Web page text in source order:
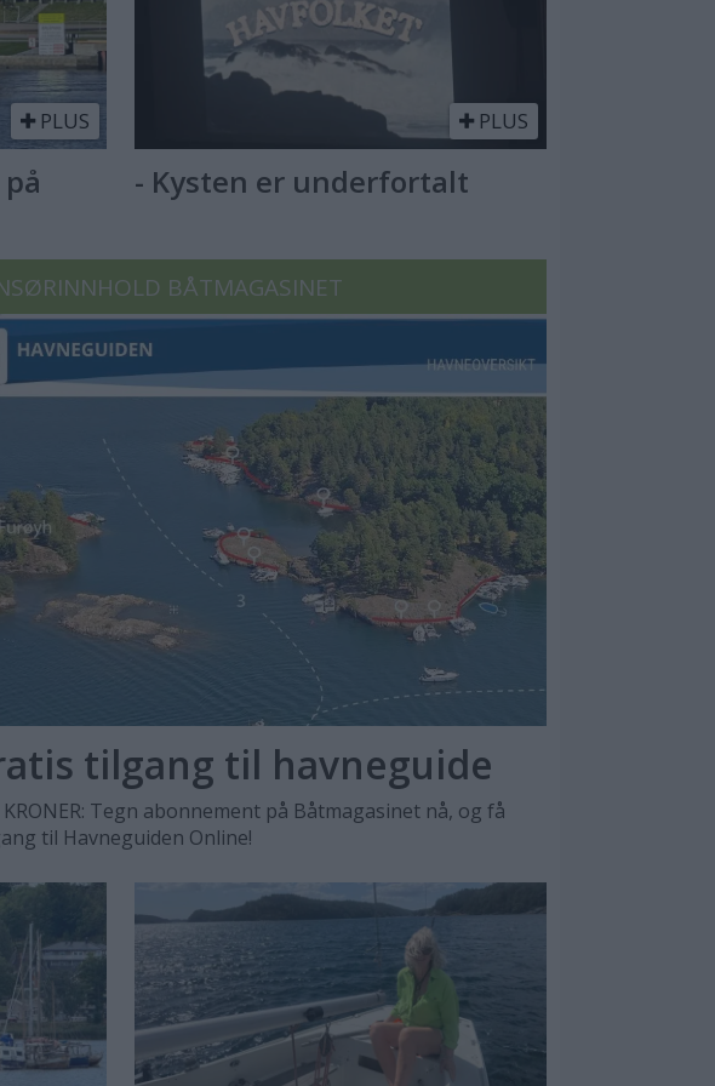
PLUS PLUS
- Kysten er underfortalt
BÅTMAGASINET
tilgang til havneguide
KRONER: Tegn abonnement på Båtmagasinet nå, og få
til Havneguiden Online!